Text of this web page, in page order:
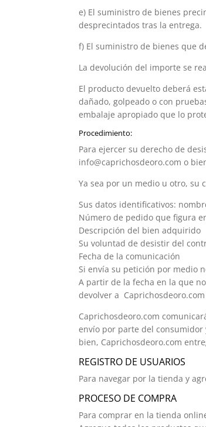
e) El suministro de bienes
desprecintados tras la entrega.
f) El suministro de bienes que
La devolución del importe se
El producto devuelto deberá
dañado, golpeado o con
embalaje apropiado que lo
Procedimiento:
Para ejercer su derecho de
info@caprichosdeoro.com o
Ya sea por un medio u otro, su
Sus datos identificativos:
Número de pedido que figura
Descripción del bien adquirido
Su voluntad de desistir del
Fecha de la comunicación
Si envía su petición por medio
A partir de la fecha en la que
devolver a
Caprichosdeoro.com
envío por parte del
bien, Caprichosdeoro.com
REGISTRO DE USUARIOS
Para navegar por la tienda y
PROCESO DE COMPRA
Para comprar en la tienda